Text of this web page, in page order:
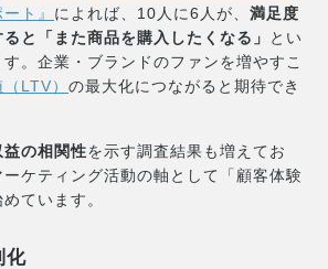
ト』 によれば、10人に6人が、 満足度
と「また商品を購入したくなる」
とい
。企業・ブランドのファンを増やすこ
LTV） の最大化につながると期待でき
の相関性を示す調査結果も増えてお
ーケティング活動の軸として「顧客体験
ています。
化